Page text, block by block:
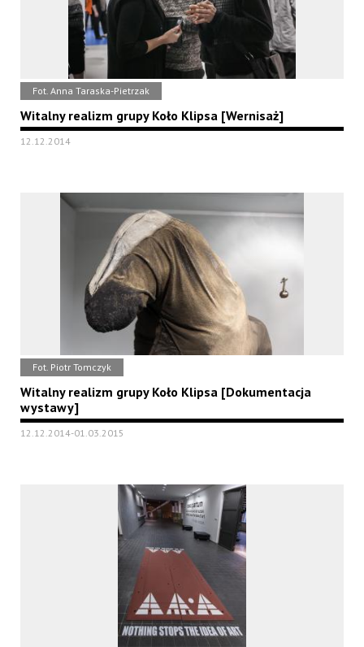
Fot. Anna Taraska-Pietrzak
Witalny realizm grupy Koło Klipsa [Wernisaż]
12.12.2014
Fot. Piotr Tomczyk
Witalny realizm grupy Koło Klipsa [Dokumentacja
wystawy]
12.12.2014-01.03.2015